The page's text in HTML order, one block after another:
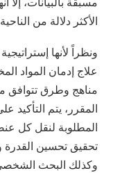
الأكثر دلالة من
ونظراً لأنها
علاج إدمان المواد
مناهج وطرق تتوافق
المقرر، يتم التأكيد
المطلوبة لنقل كل
تحقيق تحسين القدرة
وكذلك البحث